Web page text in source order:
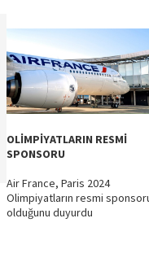
OLİMPİYATLARIN RESMİ
SPONSORU
Air France, Paris 2024
Olimpiyatların resmi
olduğunu duyurdu